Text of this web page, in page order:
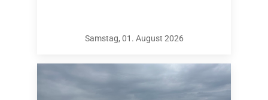
Samstag, 01. August 2026